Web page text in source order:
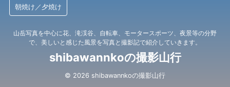
朝焼け／夕焼け
山岳写真を中心に花、滝渓谷、自転車、モータースポーツ、夜景等の分野
で、美しいと感じた風景を写真と撮影記で紹介していきます。
shibawannkoの撮影山行
© 2026 shibawannkoの撮影山行